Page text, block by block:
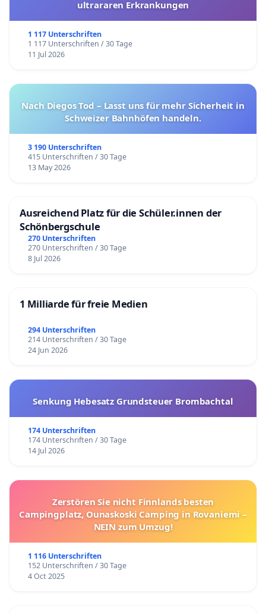
ultrararen Erkrankungen
1 117 Unterschriften
1 117 Unterschriften / 30 Tage
11 Jul 2026
Nach Diegos Tod – Lasst uns für mehr Sicherheit in
Schweizer Bahnhöfen handeln.
3 190 Unterschriften
415 Unterschriften / 30 Tage
13 May 2026
Ausreichend Platz für die Schüler.innen der
Schönbergschule
270 Unterschriften
270 Unterschriften / 30 Tage
8 Jul 2026
1 Milliarde für freie Medien
294 Unterschriften
214 Unterschriften / 30 Tage
24 Jun 2026
Senkung Hebesatz Grundsteuer Brombachtal
174 Unterschriften
174 Unterschriften / 30 Tage
14 Jul 2026
Zerstören Sie nicht Finnlands besten
Campingplatz, Ounaskoski Camping in Rovaniemi –
NEIN zum Umzug!
1 116 Unterschriften
152 Unterschriften / 30 Tage
4 Oct 2025